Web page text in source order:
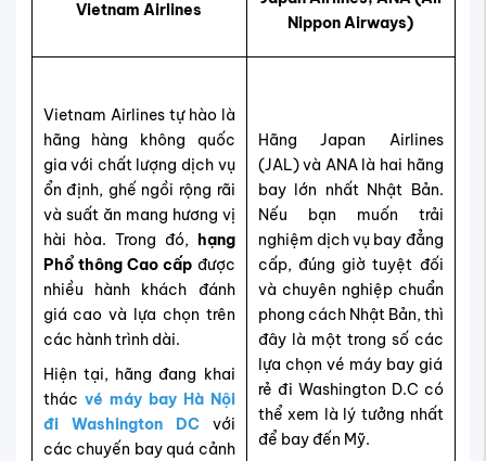
Vietnam Airlines
Nippon Airways)
Vietnam Airlines tự hào là
hãng hàng không quốc
gia với chất lượng dịch vụ
ổn định, ghế ngồi rộng rãi
và suất ăn mang hương vị
hài hòa. Trong đó, hạng
Phổ thông Cao cấp được
nhiều hành khách đánh
giá cao và lựa chọn trên
các hành trình dài.
Hiện tại, hãng đang khai
thác vé máy bay Hà Nội
đi Washington DCvới
các chuyến bay quá cảnh
Hãng Japan Airlines
(JAL) và ANA là hai hãng
bay lớn nhất Nhật Bản.
Nếu bạn muốn trải
nghiệm dịch vụ bay đẳng
cấp, đúng giờ tuyệt đối
và chuyên nghiệp chuẩn
phong cách Nhật Bản, thì
đây là một trong số các
lựa chọn vé máy bay giá
rẻ đi Washington D.C có
thể xem là lý tưởng nhất
để bay đến Mỹ.